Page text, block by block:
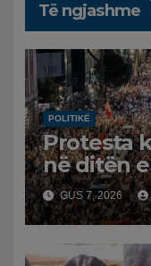
Të ngjashme
POLITIKË
Protesta
në ditën
kërkojnë
Ramës
GUS 7, 2026